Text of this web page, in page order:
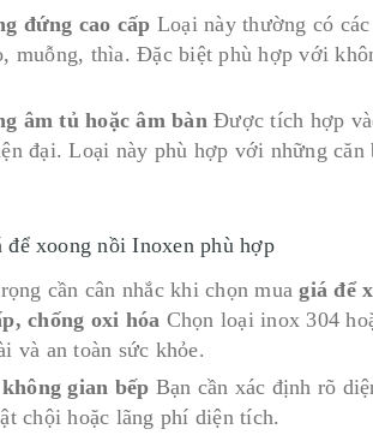
đứng cao cấp Loại này thường có
muỗng, thìa. Đặc biệt phù hợp với
âm tủ hoặc âm bànĐược tích hợp
đại. Loại này phù hợp với những
để xoong nồi Inoxen phù hợp
cần cân nhắc khi chọn muagiá để
chống oxi hóa Chọn loại inox 304
và an toàn sức khỏe.
gian bếp Bạn cần xác định rõ
chội hoặc lãng phí diện tích.